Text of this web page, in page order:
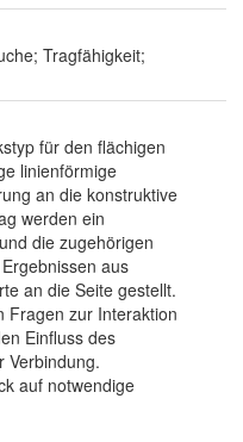
Tragfähigkeit;
für den flächigen
linienförmige
an die konstruktive
werden ein
die zugehörigen
aus
an die Seite gestellt.
Fragen zur Interaktion
Einfluss des
Verbindung.
auf notwendige